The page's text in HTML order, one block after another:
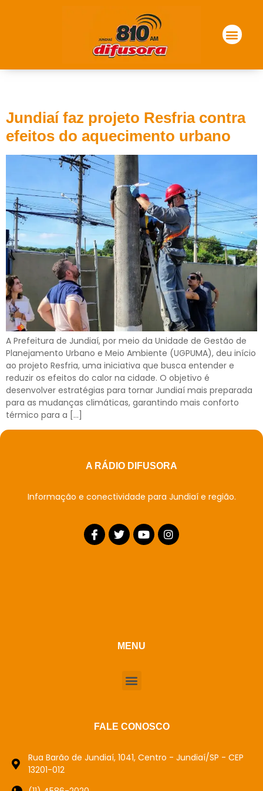
Jundiaí faz projeto Resfria contra
efeitos do aquecimento urbano
A Prefeitura de Jundiaí, por meio da Unidade de Gestão de
Planejamento Urbano e Meio Ambiente (UGPUMA), deu início
ao projeto Resfria, uma iniciativa que busca entender e
reduzir os efeitos do calor na cidade. O objetivo é
desenvolver estratégias para tornar Jundiaí mais preparada
para as mudanças climáticas, garantindo mais conforto
térmico para a […]
A RÁDIO DIFUSORA
Informação e conectividade para Jundiaí e região.
MENU
FALE CONOSCO
Rua Barão de Jundiaí, 1041, Centro - Jundiaí/SP - CEP
13201-012